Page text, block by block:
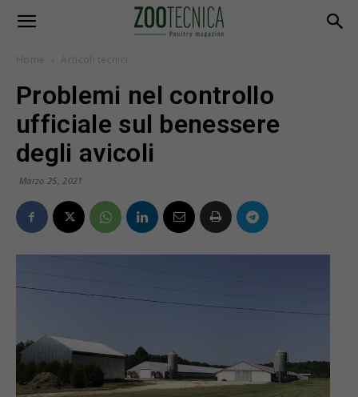
Home Articoli tecnici
Problemi nel controllo
ufficiale sul benessere
degli avicoli
Marzo 25, 2021